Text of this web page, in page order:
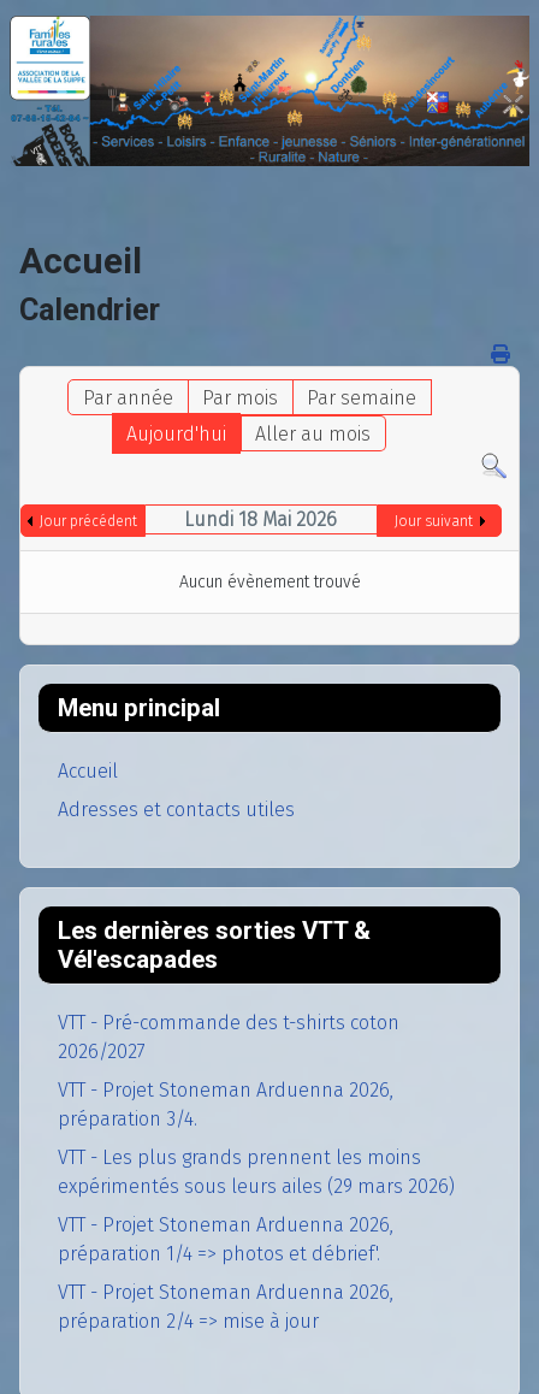
Accueil
Calendrier
Par année Par mois
Par semaine
Aujourd'hui
Aller au mois
Jour précédent Lundi 18 Mai 2026 Jour suivant
Aucun évènement trouvé
Menu principal
Accueil
Adresses et contacts utiles
Les dernières sorties VTT &
Vél'escapades
VTT - Pré-commande des t-shirts coton
2026/2027
VTT - Projet Stoneman Arduenna 2026,
préparation 3/4.
VTT - Les plus grands prennent les moins
expérimentés sous leurs ailes (29 mars 2026)
VTT - Projet Stoneman Arduenna 2026,
préparation 1/4 => photos et débrief'.
VTT - Projet Stoneman Arduenna 2026,
préparation 2/4 => mise à jour